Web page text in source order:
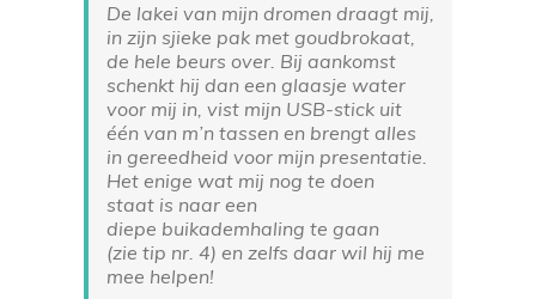
De lakei van mijn dromen draagt mij,
in zijn sjieke pak met goudbrokaat,
de hele beurs over. Bij aankomst
schenkt hij dan een glaasje water
voor mij in, vist mijn USB-stick uit
één van m’n tassen en brengt alles
in gereedheid voor mijn presentatie.
Het enige wat mij nog te doen
staat is naar een
diepe buikademhaling te gaan
(zie tip nr. 4) en zelfs daar wil hij me
mee helpen!